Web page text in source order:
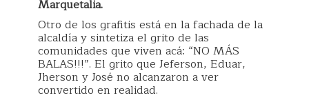
Marquetalia.
Otro de los grafitis está en la fachada de la
alcaldía y sintetiza el grito de las
comunidades que viven acá: “NO MÁS
BALAS!!!”. El grito que Jeferson, Eduar,
Jherson y José no alcanzaron a ver
convertido en realidad.